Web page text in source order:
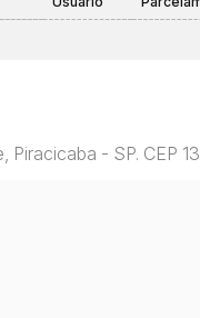
Piracicaba - SP. CEP